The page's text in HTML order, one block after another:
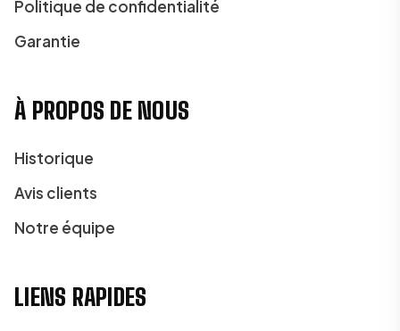
Politique de confidentialité
Garantie
À PROPOS DE NOUS
Historique
Avis clients
Notre équipe
LIENS RAPIDES